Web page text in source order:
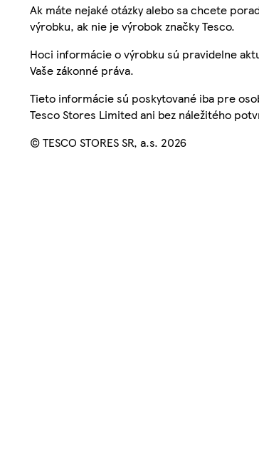
Ak máte nejaké otázky alebo sa chcete
výrobku, ak nie je výrobok značky Tesco.
Hoci informácie o výrobku sú pravidelne
Vaše zákonné práva.
Tieto informácie sú poskytované iba pre
Tesco Stores Limited ani bez náležitého
© TESCO STORES SR, a.s. 2026